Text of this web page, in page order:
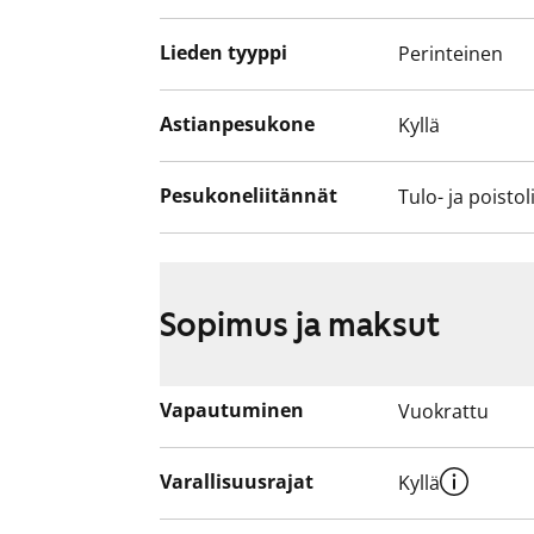
Lieden tyyppi Perinteinen
Astianpesukone Kyllä
Pesukoneliitännät Tulo- ja
Sopimus ja maksut
Vapautuminen Vuokrattu
Varallisuusrajat Kyllä